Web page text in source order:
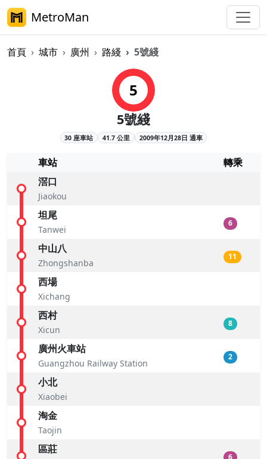
MetroMan
首頁 城市 廣州 路綫 5號綫
廣州地鐵5號綫概覽
5
5號綫
30 座車站 41.7 公里 2009年12月28日 通車
車站
轉乘
滘口
Jiaokou
坦尾
Tanwei
6
中山八
Zhongshanba
11
西場
Xichang
西村
Xicun
8
廣州火車站
Guangzhou Railway Station
2
小北
Xiaobei
淘金
Taojin
區莊